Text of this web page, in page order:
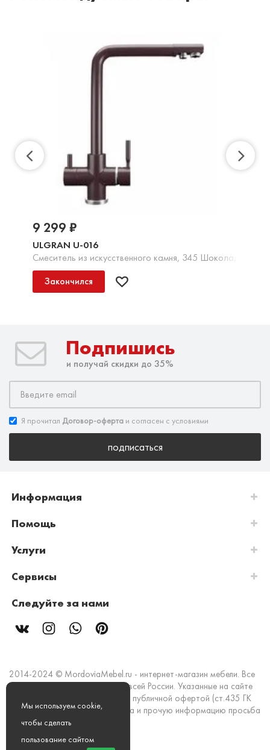
ULGRAN U-016
Смеситель из искусственного камня, 345 Шоколад
9 299 ₽
Закончился
Подпишись
и получай скидки до 35%
Я прочитал Договор-оферта и согласен с условиями
подписаться
Информация
Помощь
Услуги
Сервисы
Следуйте за нами
2014-2024 © MordoviaMebel.ru - интернет-магазин мебели. Все
права защищены. Доставка по всей России. Указанные на сайте
цены и информация не являются публичной офертой (ст.435 ГК
РФ). Стоимость, наличие товара и прочую информацию просьба
уточнять в офисах продаж.
Мы используем cookie,
чтобы сделать
пользование сайтом